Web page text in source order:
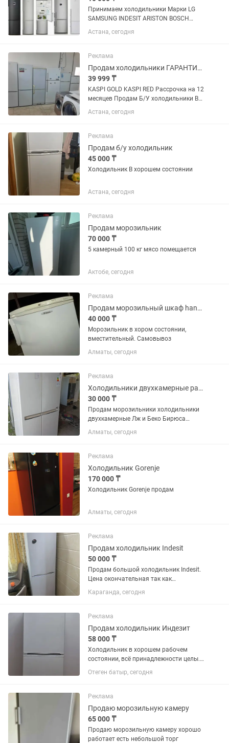
Принимаем холодильники Марки LG
SAMSUNG INDESIT ARISTON BOSCH
Астана, сегодня
Реклама
Продам холодильники ГАРАНТИЯ +ДОСТАВКА по городу БЕСПЛАТНО
39 999 ₸
KASPI GOLD KASPI RED Рассрочка на 12
месяцев Продам Б/У холодильники В
отличном рабочем состоянии.
Гарантия +Доставка ПО ГОРОДУ
ул.Абылайхана дом 62
Астана, сегодня
Реклама
Продам б/у холодильник
45 000 ₸
Холодильник В хорошем состоянии
Астана, сегодня
Реклама
Продам морозильник
70 000 ₸
5 камерный 100 кг мясо помещается
Актобе, сегодня
Реклама
Продам морозильный шкаф hansa
40 000 ₸
Морозильник в хором состоянии,
вместительный. Самовывоз
Алматы, сегодня
Реклама
Холодильники двухкамерные разные варианты и цены разные
30 000 ₸
Продам морозильники холодильники
двухкамерные Лж и Беко Бирюса
Индезит р-н аккент все работает
от30000 и выше
Алматы, сегодня
Реклама
Холодильник Gorenje
170 000 ₸
Холодильник Gorenje продам
Алматы, сегодня
Реклама
Продам холодильник Indesit
50 000 ₸
Продам большой холодильник Indesit.
Цена окончательная так как
холодильник в отличном состоянии.
Все ящики целые. В ремонте никогда не
Караганда, сегодня
Реклама
Продам холодильник Индезит
58 000 ₸
Холодильник в хорошем рабочем
состоянии, всё принадлежности целы.
Только надо поменять резину на
Отеген батыр, сегодня
Реклама
Продаю морозильную камеру
65 000 ₸
Продаю морозильную камеру хорошо
работает есть небольшой торг